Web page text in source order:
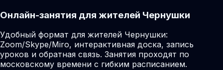
Онлайн-занятия для жителей Чернушки
Удобный формат для жителей Чернушки:
Zoom/Skype/Miro, интерактивная доска, запись
уроков и обратная связь. Занятия проходят по
московскому времени с гибким расписанием.